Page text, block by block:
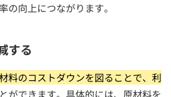
の向上につながります。
する
料のコストダウンを図ることで、利
ができます。具体的には、原材料を